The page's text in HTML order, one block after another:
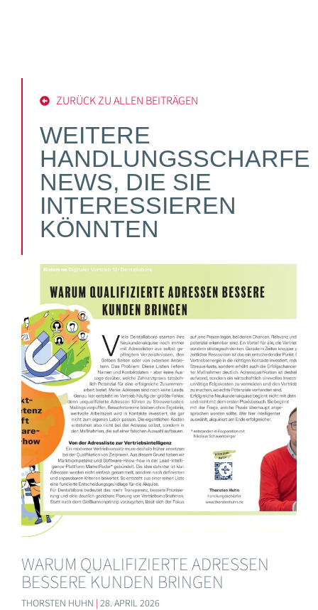
ZURÜCK ZU ALLEN BEITRÄGEN
WEITERE
HANDLUNGSSCHARFE
NEWS, DIE SIE
INTERESSIEREN
KÖNNTEN
WARUM QUALIFIZIERTE ADRESSEN
BESSERE KUNDEN BRINGEN
THORSTEN HUHN 28. APRIL 2026